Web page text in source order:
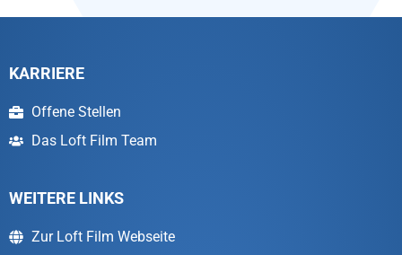
KARRIERE
Offene Stellen
Das Loft Film Team
WEITERE LINKS
Zur Loft Film Webseite